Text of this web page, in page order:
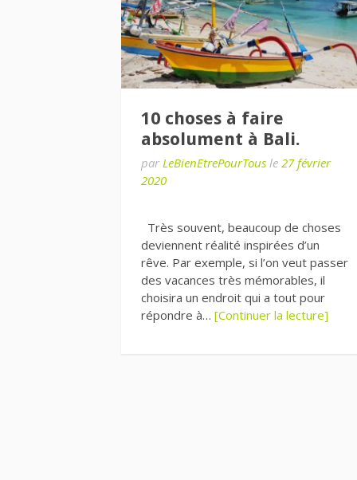
10 choses à faire
absolument à Bali.
par LeBienEtrePourTous le 27 février
2020
Très souvent, beaucoup de choses
deviennent réalité inspirées d’un
rêve. Par exemple, si l’on veut passer
des vacances très mémorables, il
choisira un endroit qui a tout pour
répondre à… [Continuer la lecture]